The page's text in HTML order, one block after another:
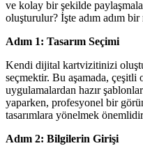
ve kolay bir şekilde
oluşturulur? İşte adım adım bir
Adım 1: Tasarım Seçimi
Kendi dijital kartvizitinizi
seçmektir. Bu aşamada,
uygulamalardan hazır
yaparken, profesyonel bir
tasarımlara yönelmek
Adım 2: Bilgilerin Girişi